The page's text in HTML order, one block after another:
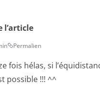
l’article
Permalien
fois hélas, si
possible !!! ^^